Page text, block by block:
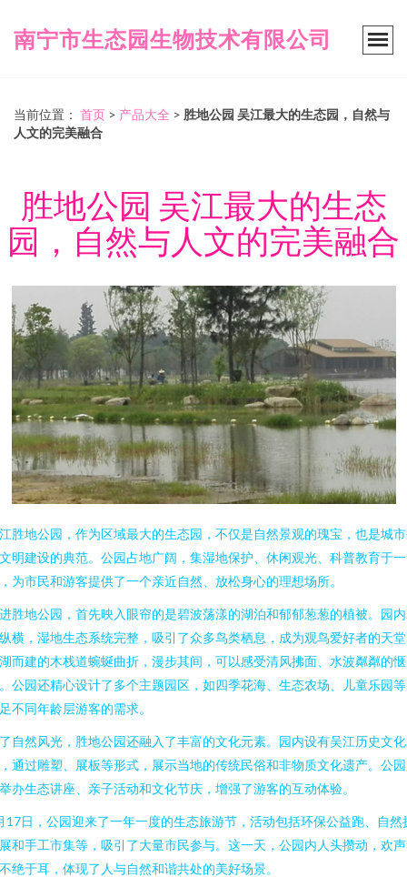
南宁市生态园生物技术有限公司
当前位置： 首页 > 产品大全 > 胜地公园 吴江最大的生态园，自然与
人文的完美融合
胜地公园 吴江最大的生态
园，自然与人文的完美融合
胜地公园，作为区域最大的生态园，不仅是自然景观的瑰宝，也是城
明建设的典范。公园占地广阔，集湿地保护、休闲观光、科普教育于一
为市民和游客提供了一个亲近自然、放松身心的理想场所。
胜地公园，首先映入眼帘的是碧波荡漾的湖泊和郁郁葱葱的植被。园
横，湿地生态系统完整，吸引了众多鸟类栖息，成为观鸟爱好者的天
而建的木栈道蜿蜒曲折，漫步其间，可以感受清风拂面、水波粼粼的惬
公园还精心设计了多个主题园区，如四季花海、生态农场、儿童乐园
不同年龄层游客的需求。
自然风光，胜地公园还融入了丰富的文化元素。园内设有吴江历史文
通过雕塑、展板等形式，展示当地的传统民俗和非物质文化遗产。公
办生态讲座、亲子活动和文化节庆，增强了游客的互动体验。
17日，公园迎来了一年一度的生态旅游节，活动包括环保公益跑、自然
和手工市集等，吸引了大量市民参与。这一天，公园内人头攒动，欢
绝于耳，体现了人与自然和谐共处的美好场景。